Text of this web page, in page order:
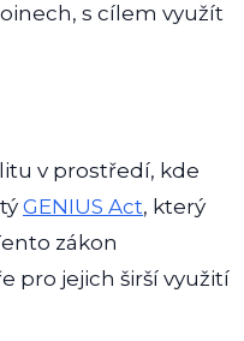
s cílem využít
v prostředí, kde
GENIUS Act, který
zákon
pro jejich širší využití